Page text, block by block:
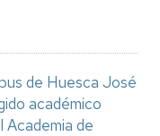
de Huesca José
académico
Academia de